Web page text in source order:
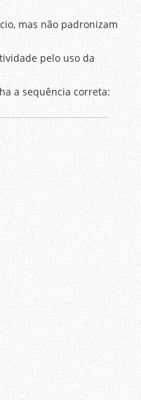
mas não padronizam
pelo uso da
a sequência correta: